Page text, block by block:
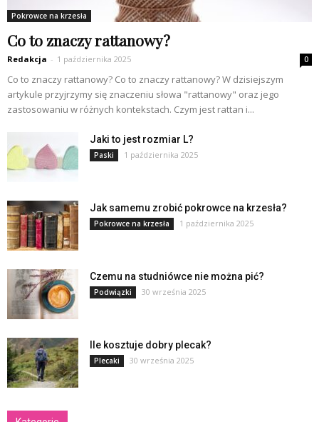
Pokrowce na krzesła
Co to znaczy rattanowy?
Redakcja - 1 października 2025 0
Co to znaczy rattanowy? Co to znaczy rattanowy? W dzisiejszym
artykule przyjrzymy się znaczeniu słowa "rattanowy" oraz jego
zastosowaniu w różnych kontekstach. Czym jest rattan i...
Jaki to jest rozmiar L?
Paski 1 października 2025
Jak samemu zrobić pokrowce na krzesła?
Pokrowce na krzesła 1 października 2025
Czemu na studniówce nie można pić?
Podwiązki 30 września 2025
Ile kosztuje dobry plecak?
Plecaki 30 września 2025